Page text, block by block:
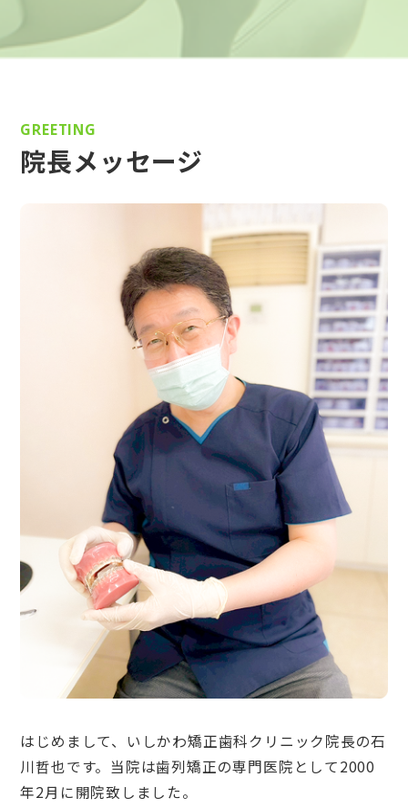
GREETING
院長メッセージ
はじめまして、いしかわ矯正歯科クリニック院長の石
川哲也です。当院は歯列矯正の専門医院として2000
年2月に開院致しました。